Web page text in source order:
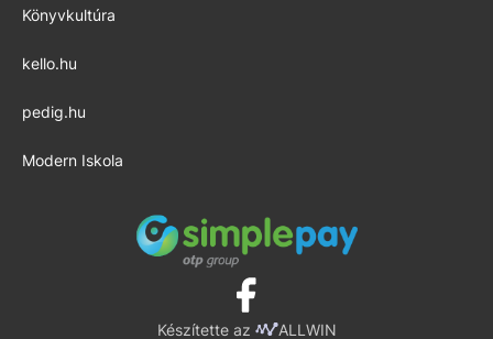
Könyvkultúra
kello.hu
pedig.hu
Modern Iskola
Készítette az ALLWIN